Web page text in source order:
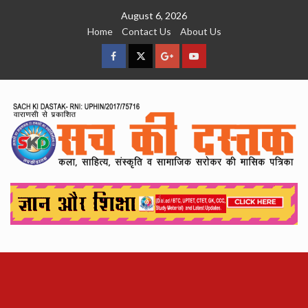
August 6, 2026
Home
Contact Us About Us
facebookTwitterGoogleYouTube